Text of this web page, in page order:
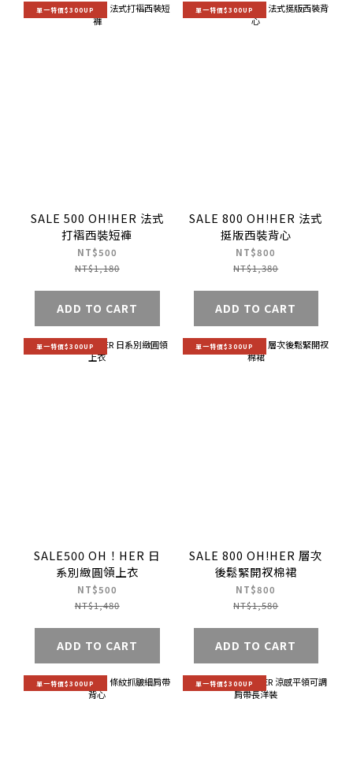
單一特價$300UP
SALE 500 OH!HER 法式
打褶西裝短褲
NT$500
NT$1,180
ADD TO CART
單一特價$300UP
SALE 800 OH!HER 法式
挺版西裝背心
NT$800
NT$1,380
ADD TO CART
單一特價$300UP
SALE500 OH！HER 日
系別緻圓領上衣
NT$500
NT$1,480
ADD TO CART
單一特價$300UP
SALE 800 OH!HER 層次
後鬆緊開衩棉裙
NT$800
NT$1,580
ADD TO CART
單一特價$300UP 單一特價$300UP